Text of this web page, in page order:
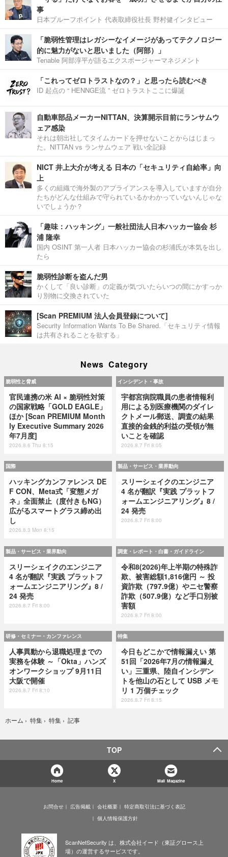
事
日本プルーフポイント 代表取締役社長 野村健インタビュー
「脆弱性管理はレガシーなイメージがあってテクノロジー
的に魅力がないと思いました（阿部）」
Tenable 阿部淳平が語るエクスポージャーマネジメント
「これってゼロトラストなの？」と思ったら読むべき
ID 起点の “ HENNGE流 ” ゼロトラストここに爆誕
自動車部品メーカーNITTAN、決算開示目前にランサムウ
ェア感染
それは朝出社してタイムカードを押せないことからはじまっ
た。NITTAN vs ランサムウェア 戦い全記録
NICT 井上大介が考える 日本の「セキュリティ自給率」向
上
多くの組織で海外製のアプライアンスを導入していますが自分
たちがどんな仕組みで守られているかわかっていないんじゃな
いでしょうか？
「趣味：ハッキング」一般社団法人日本ハッカー協会 杉
浦 隆幸
国内 OSINT 第一人者 日本ハッカー協会の杉浦氏が本気を出し
たら
脆弱性診断を盗んだ男
かくして「良い診断」の定義が気づいたらいつの間にかすっか
り別物に交換されていた
[Scan PREMIUM 法人会員登録について]
Security Information Wants To Be Shared.「セキュリティ情報
は共有されることを欲する」
News Category
脆弱性と脅威
官民連携の米 AI × 脆弱性対策
の国家戦略「GOLD EAGLE」
ほか [Scan PREMIUM Month
ly Executive Summary 2026
年7月度]
2026.8.6 Thu 8:15
インシデント・事故
宇都宮病院職員の患者情報利
用による別医療機関のダイレ
クトメール郵送、調査の結果
直接的金銭的利益の受領が無
いことを確認
2026.8.7 Fri 8:05
国際
ハッキングカンファレンス DE
F CON、Meta式「変態メガ
ネ」全面禁止（度付きもNG）
広がるスマートグラス締め出
し
2026.8.3 Mon 8:15
製品・サービス・業界動向
スリーシェイクのエンジニア
4 名が翻訳『実践 プラットフ
ォームエンジニアリング』8 /
24 発売
2026.8.7 Fri 8:00
製品・サービス・業界動向
スリーシェイクのエンジニア
4 名が翻訳『実践 プラットフ
ォームエンジニアリング』8 /
24 発売
2026.8.7 Fri 8:00
調査・レポート・白書・ガイドライン
令和8(2026)年上半期の特殊詐
欺、被害総額1,816億円 ～ 投
資詐欺（797.9億）やニセ警察
詐欺（507.9億）など手口別被
害額
2026.8.7 Fri 8:00
研修・セミナー・カンファレンス
人事異動から退職処理までの
実務を体験 ～「Okta」ハンズ
オンワークショップ 9月11日
大阪で開催
2026.8.7 Fri 8:10
特集
今日もどこかで情報漏えい 第
51回「2026年7月の情報漏え
い」三重県、陸自インシデン
トを他山の石として USB メモ
リ 1 万個チェック
2026.8.7 Fri 8:15
ホーム › 特集 › 特集 › 記事
TOP
Home X Mail Magazine
お問合せ 広告掲載 会社概要
特定商取引法に基づく表記
個人情報保護方針
ScanNetSecurity は、株式会社イード（東証グロース上
場）の運営するサービスです。